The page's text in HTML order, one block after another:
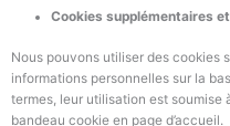
Cookies supplémentaires
Nous pouvons utiliser des cookies
informations personnelles sur la
termes, leur utilisation est soumise
bandeau cookie en page d’accueil.